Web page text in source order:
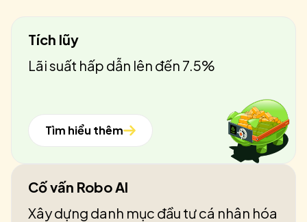
Tích lũy
Lãi suất hấp dẫn lên đến 7.5%
Tìm hiểu thêm
Cố vấn Robo AI
Xây dựng danh mục đầu tư cá nhân hóa